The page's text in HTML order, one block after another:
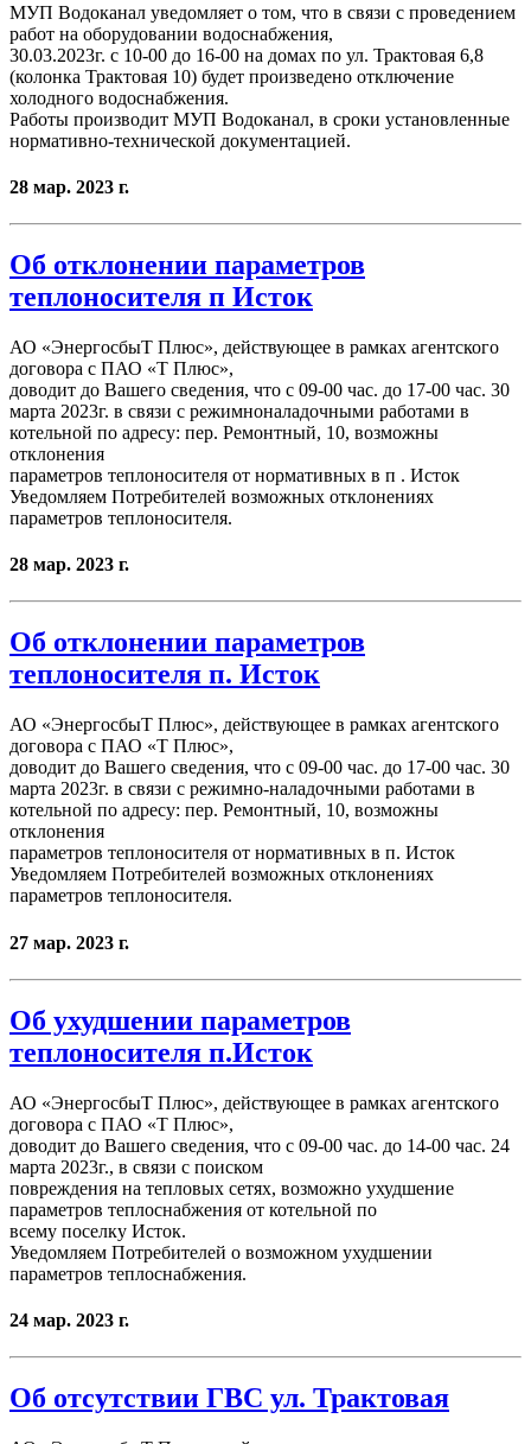
МУП Водоканал уведомляет о том, что в связи с проведением
работ на оборудовании водоснабжения,
30.03.2023г. с 10-00 до 16-00 на домах по ул. Трактовая 6,8
(колонка Трактовая 10) будет произведено отключение
холодного водоснабжения.
Работы производит МУП Водоканал, в сроки установленные
нормативно-технической документацией.
28 мар. 2023 г.
Об отклонении параметров
теплоносителя п Исток
АО «ЭнергосбыТ Плюс», действующее в рамках агентского
договора с ПАО «Т Плюс»,
доводит до Вашего сведения, что c 09-00 час. до 17-00 час. 30
марта 2023г. в связи с режимноналадочными работами в
котельной по адресу: пер. Ремонтный, 10, возможны
отклонения
параметров теплоносителя от нормативных в п . Исток
Уведомляем Потребителей возможных отклонениях
параметров теплоносителя.
28 мар. 2023 г.
Об отклонении параметров
теплоносителя п. Исток
АО «ЭнергосбыТ Плюс», действующее в рамках агентского
договора с ПАО «Т Плюс»,
доводит до Вашего сведения, что c 09-00 час. до 17-00 час. 30
марта 2023г. в связи с режимно-наладочными работами в
котельной по адресу: пер. Ремонтный, 10, возможны
отклонения
параметров теплоносителя от нормативных в п. Исток
Уведомляем Потребителей возможных отклонениях
параметров теплоносителя.
27 мар. 2023 г.
Об ухудшении параметров
теплоносителя п.Исток
АО «ЭнергосбыТ Плюс», действующее в рамках агентского
договора с ПАО «Т Плюс»,
доводит до Вашего сведения, что c 09-00 час. до 14-00 час. 24
марта 2023г., в связи с поиском
повреждения на тепловых сетях, возможно ухудшение
параметров теплоснабжения от котельной по
всему поселку Исток.
Уведомляем Потребителей о возможном ухудшении
параметров теплоснабжения.
24 мар. 2023 г.
Об отсутствии ГВС ул. Трактовая